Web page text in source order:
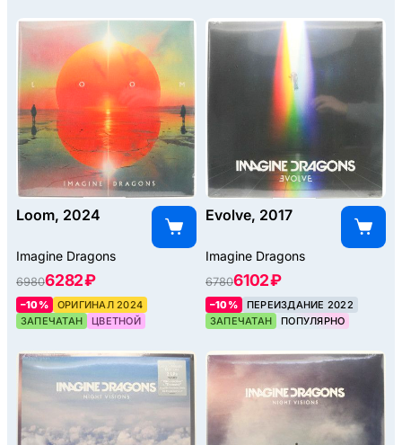
Loom, 2024
Imagine Dragons
69806282 ₽
–10%
ОРИГИНАЛ 2024
ЗАПЕЧАТАН
ЦВЕТНОЙ
Evolve, 2017
Imagine Dragons
67806102 ₽
–10%
ПЕРЕИЗДАНИЕ 2022
ЗАПЕЧАТАН
ПОПУЛЯРНО